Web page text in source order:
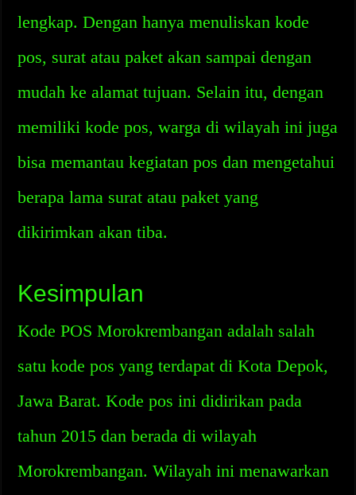
lengkap. Dengan hanya menuliskan kode
pos, surat atau paket akan sampai dengan
mudah ke alamat tujuan. Selain itu, dengan
memiliki kode pos, warga di wilayah ini juga
bisa memantau kegiatan pos dan mengetahui
berapa lama surat atau paket yang
dikirimkan akan tiba.
Kesimpulan
Kode POS Morokrembangan adalah salah
satu kode pos yang terdapat di Kota Depok,
Jawa Barat. Kode pos ini didirikan pada
tahun 2015 dan berada di wilayah
Morokrembangan. Wilayah ini menawarkan